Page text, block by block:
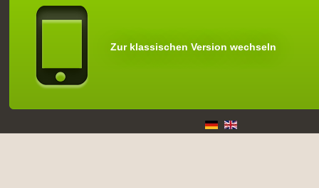
Zur klassischen Version wechseln